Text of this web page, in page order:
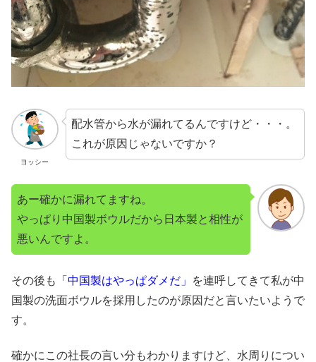
ヨッシー
配水管から水が漏れてるんですけど・・・。
これが原因じゃないですか？
あー確かに漏れてますね。
やっぱり中国製ボウルだから日本製と相性が
悪いんですよ。
その後も 「中国製はやっぱダメだ」
を連呼してきて私が中
国製の洗面ボウルを採用したのが原因だと言いたいようで
す。
確かにこの社長の言い分もわかりますけど、水周りについ